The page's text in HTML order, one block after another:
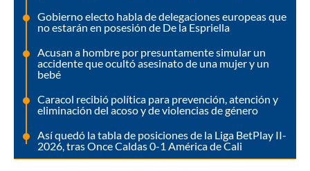
Gobierno electo habla de delegaciones europeas que
no estarán en posesión de De la Espriella
Acusan a hombre por presuntamente simular un
accidente que ocultó asesinato de una mujer y un
bebé
Caracol recibió política para prevención, atención y
eliminación del acoso y de violencias de género
Así quedó la tabla de posiciones de la Liga BetPlay II-
2026, tras Once Caldas 0-1 América de Cali